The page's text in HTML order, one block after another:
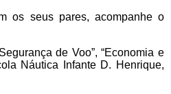
os seus pares, acompanhe o
de Voo”, “Economia e
Náutica Infante D. Henrique,